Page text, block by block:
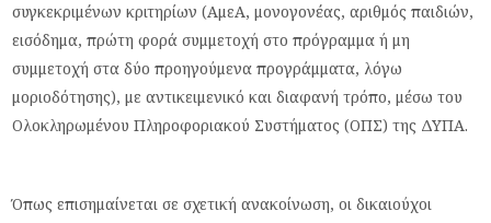
συγκεκριμένων κριτηρίων (ΑμεΑ, μονογονέας, αριθμός παιδιών,
εισόδημα, πρώτη φορά συμμετοχή στο πρόγραμμα ή μη
συμμετοχή στα δύο προηγούμενα προγράμματα, λόγω
μοριοδότησης), με αντικειμενικό και διαφανή τρόπο, μέσω του
Ολοκληρωμένου Πληροφοριακού Συστήματος (ΟΠΣ) της ΔΥΠΑ.
Όπως επισημαίνεται σε σχετική ανακοίνωση, οι δικαιούχοι